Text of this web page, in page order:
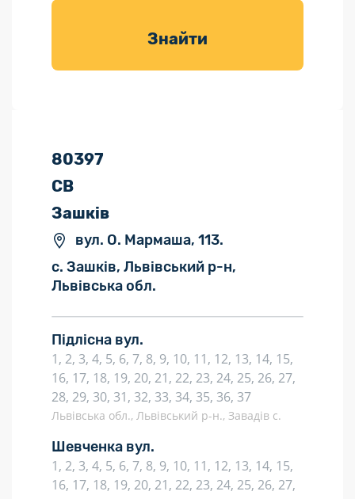
товарів для
Знайти
80397
СВ
Зашків
вул. О. Мармаша, 113.
с. Зашків, Львівський р-н,
Львівська обл.
Підлісна вул.
1, 2, 3, 4, 5, 6, 7, 8, 9, 10, 11, 12, 13, 14, 15,
16, 17, 18, 19, 20, 21, 22, 23, 24, 25, 26, 27,
28, 29, 30, 31, 32, 33, 34, 35, 36, 37
Львівська обл., Львівський р-н., Завадів с.
Шевченка вул.
1, 2, 3, 4, 5, 6, 7, 8, 9, 10, 11, 12, 13, 14, 15,
16, 17, 18, 19, 20, 21, 22, 23, 24, 25, 26, 27,